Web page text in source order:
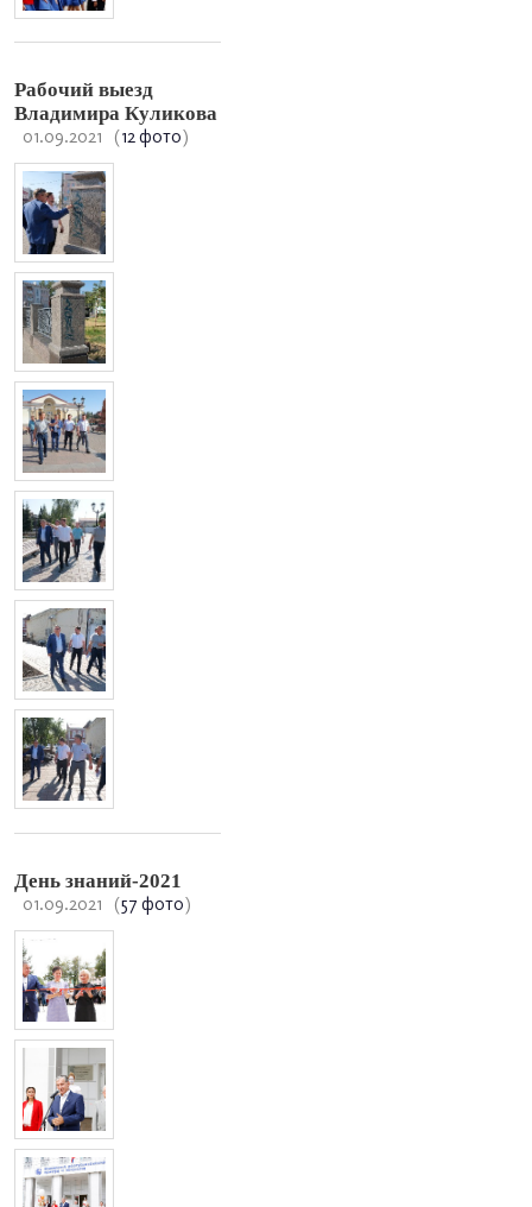
Рабочий выезд
Владимира Куликова
01.09.2021 (12 фото)
День знаний-2021
01.09.2021 (57 фото)